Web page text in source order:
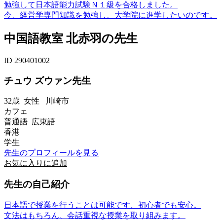
勉強して日本語能力試験Ｎ１級を合格しました。
今、経営学専門知識を勉強し、大学院に進学したいのです。
中国語教室 北赤羽の先生
ID 290401002
チュウ ズウァン先生
32歳 女性 川崎市
カフェ
普通語 広東語
香港
学生
先生のプロフィールを見る
お気に入りに追加
先生の自己紹介
日本語で授業を行うことは可能です、初心者でも安心。
文法はもちろん、会話重視な授業を取り組みます。